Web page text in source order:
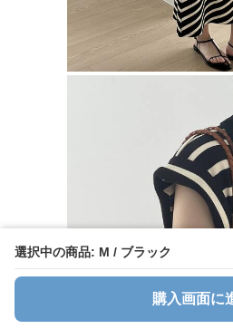
選択中の商品: M / ブラック
購入画面に